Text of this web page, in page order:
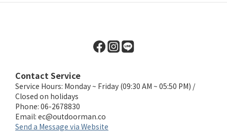
Contact Service
Service Hours: Monday ~ Friday (09:30 AM ~ 05:50 PM) /
Closed on holidays
Phone: 06-2678830
Email: ec@outdoorman.co
Send a Message via Website